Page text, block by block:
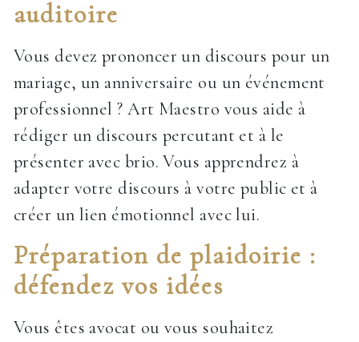
auditoire
Vous devez prononcer un discours pour un
mariage, un anniversaire ou un événement
professionnel ? Art Maestro vous aide à
rédiger un discours percutant et à le
présenter avec brio. Vous apprendrez à
adapter votre discours à votre public et à
créer un lien émotionnel avec lui.
Préparation de plaidoirie :
défendez vos idées
Vous êtes avocat ou vous souhaitez